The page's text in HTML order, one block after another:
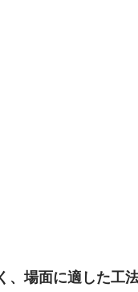
、場面に適した工